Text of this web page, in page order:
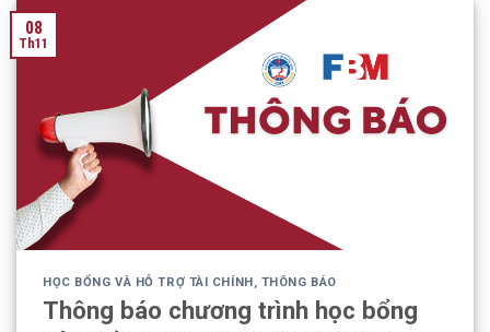
08
Th11
HỌC BỔNG VÀ HỖ TRỢ TÀI CHÍNH , THÔNG BÁO
Thông báo chương trình học bổng